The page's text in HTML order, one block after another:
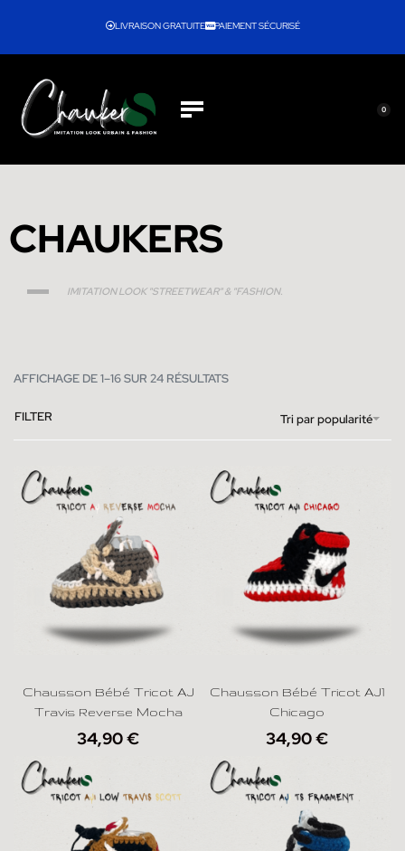
LIVRAISON GRATUITE PAIEMENT SÉCURISÉ
0
CHAUKERS
IMITATION LOOK "STREETWEAR" & "FASHION.
AFFICHAGE DE 1–16 SUR 24 RÉSULTATS
Tri par popularité
FILTER
Chausson Bébé Tricot AJ
Travis Reverse Mocha
34,90€
Chausson Bébé Tricot AJ1
Chicago
34,90€